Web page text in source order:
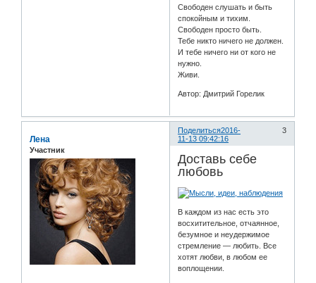
Свободен слушать и быть
спокойным и тихим.
Свободен просто быть.
Тебе никто ничего не должен.
И тебе ничего ни от кого не
нужно.
Живи.
Автор: Дмитрий Горелик
Поделиться 3
2016-
11-13 09:42:16
Лена
Участник
Доставь себе
любовь
В каждом из нас есть это
восхитительное, отчаянное,
безумное и неудержимое
стремление — любить. Все
хотят любви, в любом ее
воплощении.